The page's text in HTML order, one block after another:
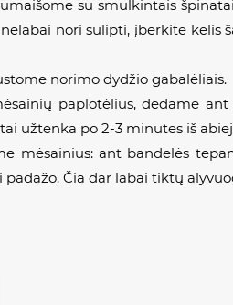
su smulkintais
nori sulipti, įberkite kelis
norimo dydžio gabalėliais.
paplotėlius, dedame
užtenka po 2-3 minutes iš
mėsainius: ant bandelės
Čia dar labai tiktų